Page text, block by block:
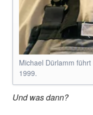
Michael Dürlamm
1999.
Und was dann?